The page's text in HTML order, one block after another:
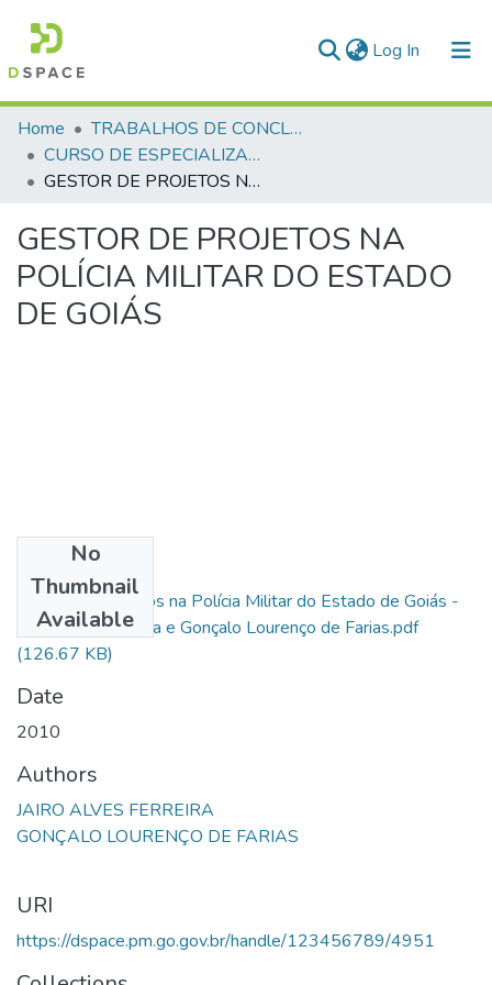
Log In (current)
Communities & Collections
All of DSpace
Home
TRABALHOS DE CONCLUSÃO DE CURSO - CEGESP (CURSO DE ESPECIALIZAÇÃO EM GERENCIAMENTO EM SEGURANÇA PÚBLICA)
CURSO DE ESPECIALIZAÇÃO EM GERENCIAMENTO EM SEGURANÇA PÚBLICA - CEGESP - 2010
GESTOR DE PROJETOS NA POLÍCIA MILITAR DO ESTADO DE GOIÁS
GESTOR DE PROJETOS NA
POLÍCIA MILITAR DO ESTADO
DE GOIÁS
No
Thumbnail
Available
Gestor de Projetos na Polícia Militar do Estado de Goiás -
Jairo Alves Ferreira e Gonçalo Lourenço de Farias.pdf
(126.67 KB)
Date
2010
Authors
JAIRO ALVES FERREIRA
GONÇALO LOURENÇO DE FARIAS
URI
https://dspace.pm.go.gov.br/handle/123456789/4951